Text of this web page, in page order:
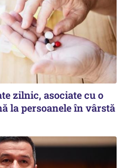
zilnic, asociate cu o
la persoanele în vârstă